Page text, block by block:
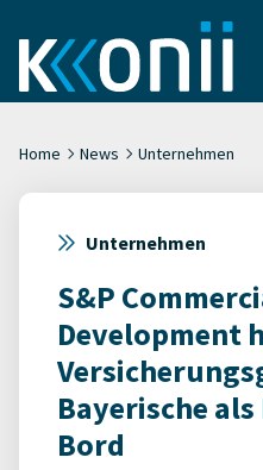
Home News Unternehmen
Unternehmen
S&P
Development
Bayerische
Bord